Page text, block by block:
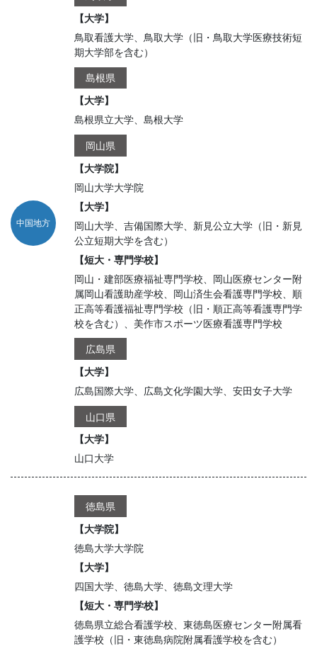
中国地方
【大学】
鳥取看護大学、鳥取大学（旧・鳥取大学医療技術短
期大学部を含む）
島根県
【大学】
島根県立大学、島根大学
岡山県
【大学院】
岡山大学大学院
【大学】
岡山大学、吉備国際大学、新見公立大学（旧・新見
公立短期大学を含む）
【短大・専門学校】
岡山・建部医療福祉専門学校、岡山医療センター附
属岡山看護助産学校、岡山済生会看護専門学校、順
正高等看護福祉専門学校（旧・順正高等看護専門学
校を含む）、美作市スポーツ医療看護専門学校
広島県
【大学】
広島国際大学、広島文化学園大学、安田女子大学
山口県
【大学】
山口大学
徳島県
【大学院】
徳島大学大学院
【大学】
四国大学、徳島大学、徳島文理大学
【短大・専門学校】
徳島県立総合看護学校、東徳島医療センター附属看
護学校（旧・東徳島病院附属看護学校を含む）